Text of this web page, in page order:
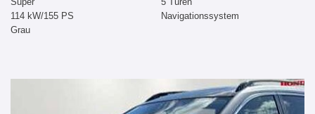
114 kW/155 PS
Grau
Navigationssystem